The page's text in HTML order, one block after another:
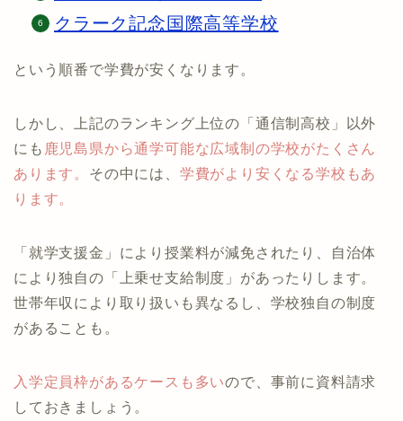
クラーク記念国際高等学校
という順番で学費が安くなります。
しかし、上記のランキング上位の「通信制高校」以外
にも 鹿児島県から通学可能な広域制の学校がたくさん
あります。 その中には、 学費がより安くなる学校もあ
ります。
「就学支援金」により授業料が減免されたり、自治体
により独自の「上乗せ支給制度」があったりします。
世帯年収により取り扱いも異なるし、学校独自の制度
があることも。
入学定員枠があるケースも多いので、事前に資料請求
しておきましょう。